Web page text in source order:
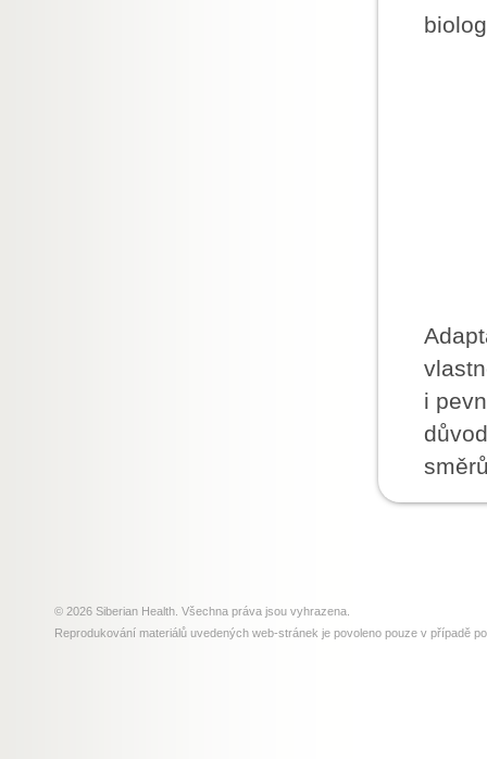
i
© 2026 Siberian Health. Všechna práva jsou vyhrazena.
Reprodukování materiálů uvedených web-stránek je povoleno pouze v případě